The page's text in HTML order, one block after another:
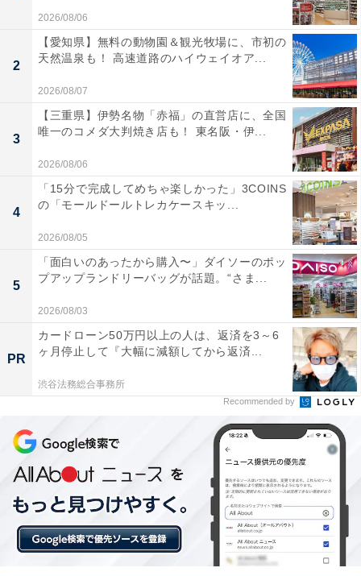
2026/08/06
2
【愛知県】無料の動物園＆観光牧場に、市初の
天然温泉も！ 高速道路のハイウェイオア...
2026/08/07
3
【三重県】伊勢名物「赤福」の直営店に、全国
唯一のコメダ大判焼き店も！ 東名阪・伊...
2026/08/06
4
「15分で完成してめちゃ楽しかった」3COINS
の「モールドールトレカケースキッ...
2026/08/05
5
「面白いのあったから購入〜」ダイソーのポッ
プアップランドリーバッグが話題。“さま...
2026/08/03
PR
カードローン50万円以上の人は、返済を3～6
ヶ月停止して『大幅に減額してから返済...
渋谷法務総合事務所
Recommended by